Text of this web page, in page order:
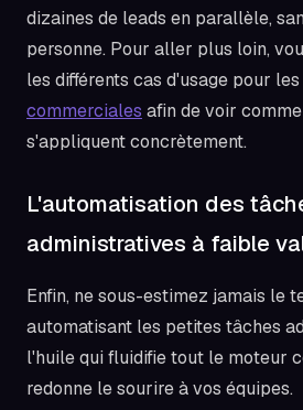
dizaines de leads en parallèle,
personne. Pour aller plus loin,
les différents cas d'usage pour les
commerciales afin de voir
s'appliquent concrètement.
L'automatisation des
administratives à faible
Enfin, ne sous-estimez jamais le
automatisant les petites tâches
l'huile qui fluidifie tout le moteur
redonne le sourire à vos équipes.